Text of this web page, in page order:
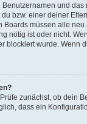
und
bzw. einer deiner
müssen alle
nötig ist oder nicht.
blockiert wurde. Wenn
zunächst, ob dein
dass ein